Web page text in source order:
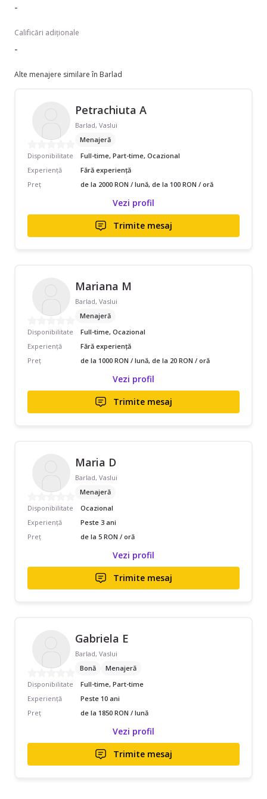
-
Calificări adiționale
-
Alte menajere similare în Barlad
Petrachiuta A
Barlad, Vaslui
Menajeră
Disponibilitate
Full-time, Part-time, Ocazional
Experiență
Fără experiență
Preț
de la 2000 RON / lună, de la 100 RON / oră
Vezi profil
Trimite mesaj
Mariana M
Barlad, Vaslui
Menajeră
Disponibilitate
Full-time, Ocazional
Experiență
Fără experiență
Preț
de la 1000 RON / lună, de la 20 RON / oră
Vezi profil
Trimite mesaj
Maria D
Barlad, Vaslui
Menajeră
Disponibilitate
Ocazional
Experiență
Peste 3 ani
Preț
de la 5 RON / oră
Vezi profil
Trimite mesaj
Gabriela E
Barlad, Vaslui
Bonă
Menajeră
Disponibilitate
Full-time, Part-time
Experiență
Peste 10 ani
Preț
de la 1850 RON / lună
Vezi profil
Trimite mesaj